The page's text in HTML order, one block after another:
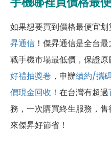
如果想要買到價格最便宜
昇通信 ！傑昇通信是全台
戰手機市場最低價，保證
好禮抽獎卷 ，申辦續約/攜
價現金回收 ！在台灣有超過
務，一次購買終生服務，
來傑昇好節省！